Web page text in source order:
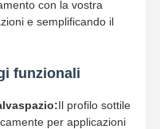
con la vostra
e semplificando il
funzionali
Il profilo sottile
per applicazioni